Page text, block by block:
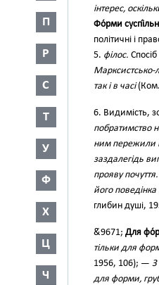
П
Р
С
Т
У
Ф
Х
Ц
Ч
інтерес,
Фо́рми
політичні і
5. філос.
Марксистсько-
так і в часі(Ком.
6. Видимість,
побратимство
ним пережили
заздалегідь
прояву
його
глибин душі,
&́9671; Для
тільки для
1956, 106); — З
для форми,